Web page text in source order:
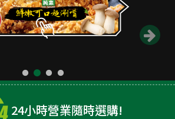
24小時營業隨時選購!